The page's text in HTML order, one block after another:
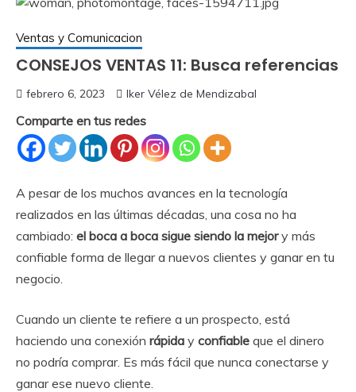
Ventas y Comunicacion
CONSEJOS VENTAS 11: Busca referencias
febrero 6, 2023 Iker Vélez de Mendizabal
Comparte en tus redes
A pesar de los muchos avances en la tecnología
realizados en las últimas décadas, una cosa no ha
cambiado: el boca a boca sigue siendo la mejory más
confiable forma de llegar a nuevos clientes y ganar en tu
negocio.
Cuando un cliente te refiere a un prospecto, está
haciendo una conexión rápida y confiable que el dinero
no podría comprar. Es más fácil que nunca conectarse y
ganar ese nuevo cliente.